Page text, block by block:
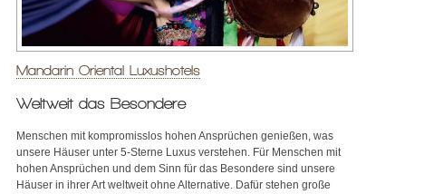
Mandarin Oriental Luxushotels
Weltweit das Besondere
Menschen mit kompromisslos hohen Ansprüchen genießen, was
unsere Häuser unter 5-Sterne Luxus verstehen. Für Menschen mit
hohen Ansprüchen und dem Sinn für das Besondere sind unsere
Häuser in ihrer Art weltweit ohne Alternative. Dafür stehen große